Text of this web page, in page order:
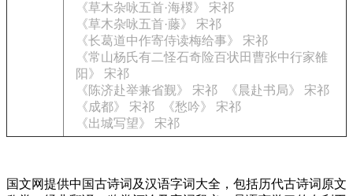
《草木杂咏五首·海椶》 宋祁
《草木杂咏五首·藤》 宋祁
《长葛道中作寄侍读梅给事》 宋祁
《常山杨氏有二怪石奇险百状田曹张中行家雒
阳》 宋祁
《陈济赴举兼省觐》 宋祁
《晨赴书局》 宋祁
《成都》 宋祁
《愁吟》 宋祁
《出城写望》 宋祁
国文网提供中国古诗词及汉语字词大全，包括历代古诗词原文